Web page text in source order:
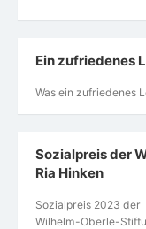
Ein zufriedenes
Was ein zufriedenes
Sozialpreis der
Ria Hinken
Sozialpreis 2023 der
Wilhelm-Oberle-